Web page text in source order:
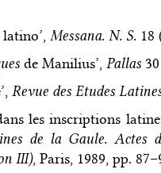
Messana. N. S.18
de Manilius’, Pallas30
Revue des Etudes
les inscriptions
de la Gaule. Actes
III), Paris, 1989, pp.